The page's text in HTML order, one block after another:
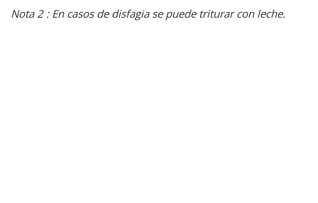
Nota 2 : En casos de disfagia se puede triturar con leche.